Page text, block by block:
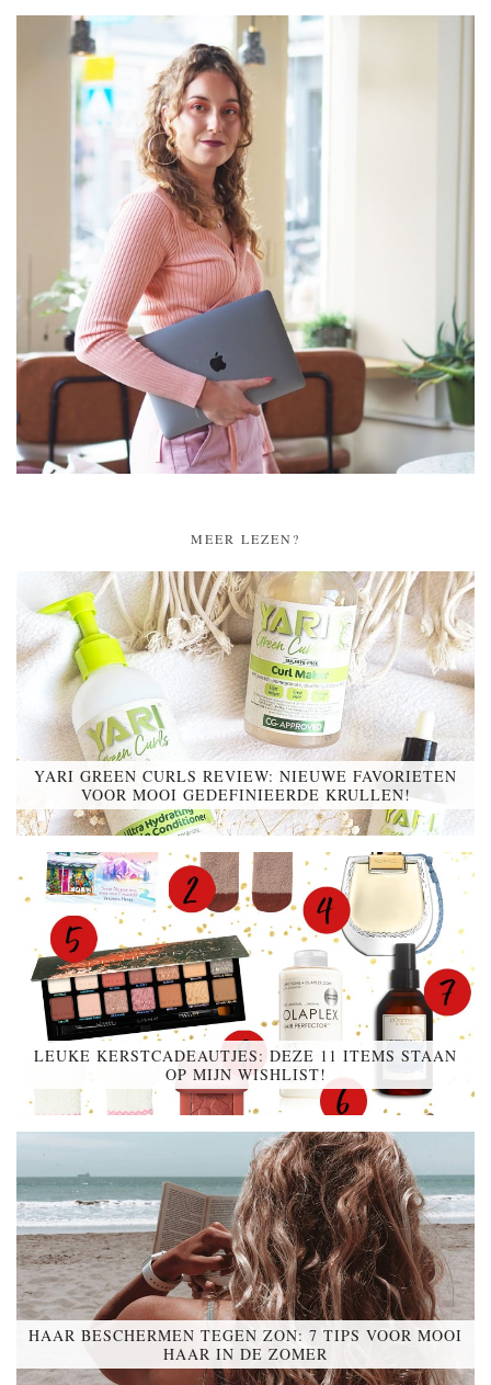
MEER LEZEN?
YARI GREEN CURLS REVIEW: NIEUWE FAVORIETEN
VOOR MOOI GEDEFINIEERDE KRULLEN!
LEUKE KERSTCADEAUTJES: DEZE 11 ITEMS STAAN
OP MIJN WISHLIST!
HAAR BESCHERMEN TEGEN ZON: 7 TIPS VOOR MOOI
HAAR IN DE ZOMER